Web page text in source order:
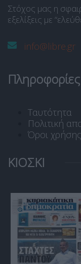
Στόχος μας η
εξελίξεις με
info@libre.gr
Πληροφορίες
Ταυτότητα
Πολιτική
Όροι χρήσης
ΚΙΟΣΚΙ